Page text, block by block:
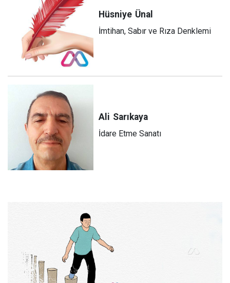
Hüsniye Ünal
İmtihan, Sabır ve Rıza Denklemi
Ali Sarıkaya
İdare Etme Sanatı